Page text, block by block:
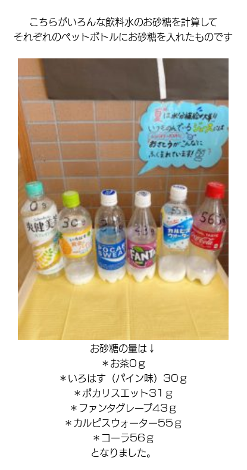
こちらがいろんな飲料水のお砂糖を計算して
それぞれのペットボトルにお砂糖を入れたものです
お砂糖の量は↓
＊お茶0ｇ
＊いろはす（パイン味）30ｇ
＊ポカリスエット31ｇ
＊ファンタグレープ43ｇ
＊カルピスウォーター55ｇ
＊コーラ56ｇ
となりました。